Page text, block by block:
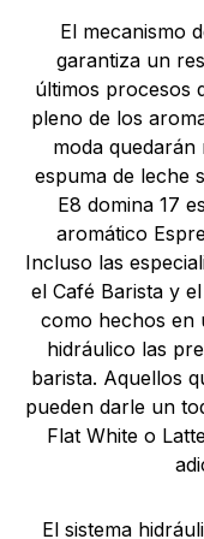
El mecanismo
garantiza un
últimos procesos
pleno de los
moda
espuma de leche
E8 domina 17
aromático
Incluso las
el Café Barista y
como hechos en
hidráulico las
barista. Aquellos
pueden darle un
Flat White o
El sistema